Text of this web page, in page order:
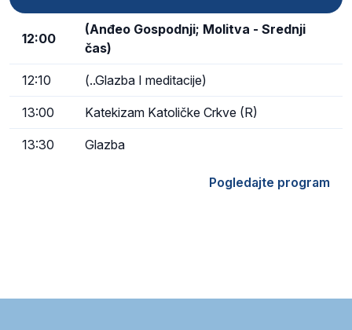
12:00
(Anđeo Gospodnji; Molitva - Srednji
čas)
12:10 (..Glazba I meditacije)
13:00 Katekizam Katoličke Crkve (R)
13:30 Glazba
Pogledajte program